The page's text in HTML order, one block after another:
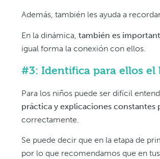
Además, también les ayuda a
En la dinámica, también es
igual forma la conexión con ellos.
#3: Identifica para ellos el
Para los niños puede ser difícil
práctica y explicaciones constantes
correctamente.
Se puede decir que en la etapa de
por lo que recomendamos que en